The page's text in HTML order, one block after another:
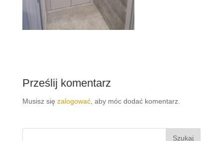
Prześlij komentarz
Musisz się zalogować, aby móc dodać komentarz.
Szukaj: